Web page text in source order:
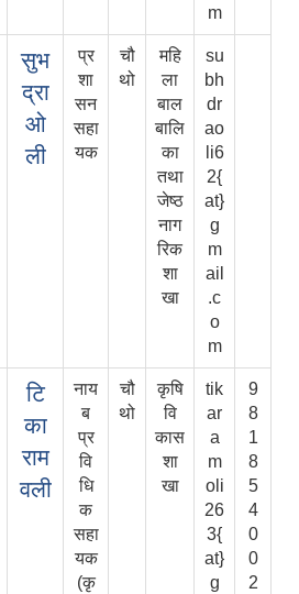
m
सुभ
द्रा
ओ
ली
प्र
शा
सन
सहा
यक
चौ
थो
महि
ला
बाल
बालि
का
तथा
जेष्ठ
नाग
रिक
शा
खा
su
bh
dr
ao
li6
2{
at}
g
m
ail
.c
o
m
टि
का
राम
वली
नाय
ब
प्र
वि
धि
क
सहा
यक
(कृ
चौ
थो
कृषि
वि
कास
शा
खा
tik
ar
a
m
oli
26
3{
at}
g
9
8
1
8
5
4
0
0
2